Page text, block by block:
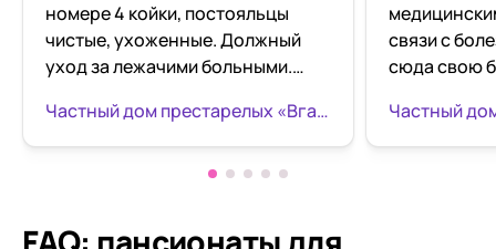
номере 4 койки, постояльцы
чистые, ухоженные. Должный
уход за лежачими больными.
территория, высажены петунии в
горшках. Рекомендую пансионат
для пожилых, которым требуется
заездом на территорию, не
Частный дом престарелых «Вгармонии» в Можайске
связи с
сюда свою
сказала,
наоборот -